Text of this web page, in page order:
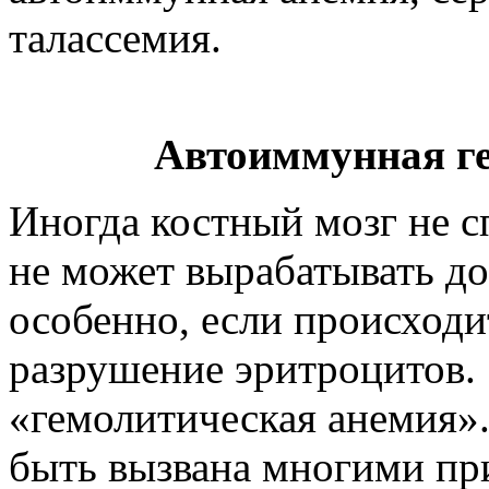
талассемия.
Автоиммунная
Иногда костный мозг не
не может вырабатывать
особенно, если
разрушение эритроцитов.
«гемолитическая
быть вызвана многими